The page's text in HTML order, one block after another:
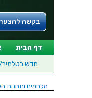
בקשה
דף הבית
חדש
מלחמים ותחנות